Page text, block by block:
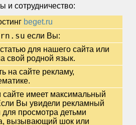
и сотрудничество:
beget.ru
если Вы:
для нашего сайта или
свой родной язык.
на сайте рекламу,
имеет максимальный
Вы увидели рекламный
просмотра детьми
вызывающий шок или